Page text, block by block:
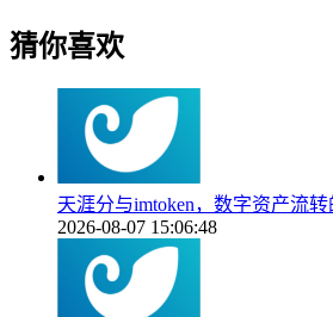
猜你喜欢
天涯分与imtoken，数字资产流
2026-08-07 15:06:48